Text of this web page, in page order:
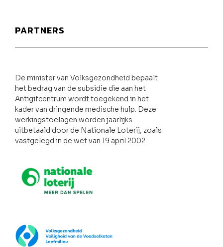
PARTNERS
De minister van Volksgezondheid bepaalt
het bedrag van de subsidie die aan het
Antigifcentrum wordt toegekend in het
kader van dringende medische hulp. Deze
werkingstoelagen worden jaarlijks
uitbetaald door de Nationale Loterij, zoals
vastgelegd in de wet van 19 april 2002.
Nationale loterij